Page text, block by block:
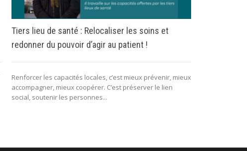
Tiers lieu de santé : Relocaliser les soins et
redonner du pouvoir d’agir au patient !
Renforcer les capacités locales, c’est mieux prévenir, mieux
accompagner, mieux coopérer. C’est préserver le lien
social, soutenir les personnes...